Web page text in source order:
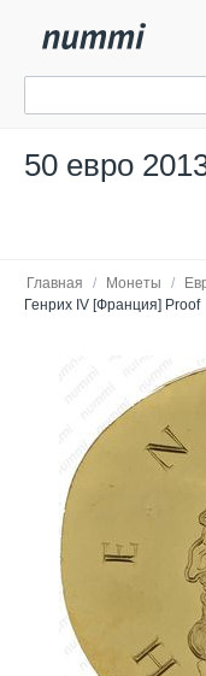
50 евро
Главная / Монеты /
Генрих IV [Франция] Proof